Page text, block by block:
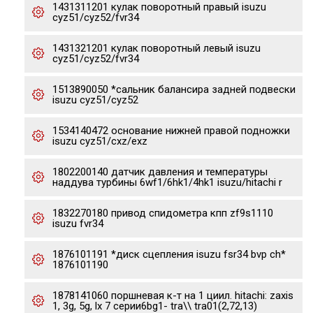
1431311201 кулак поворотный правый isuzu
cyz51/cyz52/fvr34
1431321201 кулак поворотный левый isuzu
cyz51/cyz52/fvr34
1513890050 *сальник балансира задней подвески
isuzu cyz51/cyz52
1534140472 основание нижней правой подножки
isuzu cyz51/cxz/exz
1802200140 датчик давления и температуры
наддува турбины 6wf1/6hk1/4hk1 isuzu/hitachi r
1832270180 привод спидометра кпп zf9s1110
isuzu fvr34
1876101191 *диск сцепления isuzu fsr34 bvp ch*
1876101190
1878141060 поршневая к-т на 1 циил. hitachi: zaxis
1, 3g, 5g, lx 7 серии6bg1- tra\\ tra01(2,72,13)